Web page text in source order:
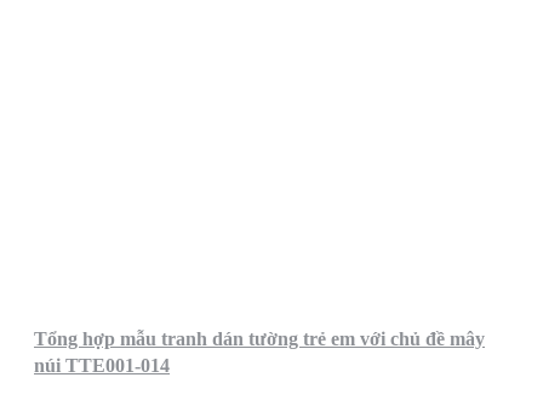
Tổng hợp mẫu tranh dán tường trẻ em với chủ đề mây
núi TTE001-014